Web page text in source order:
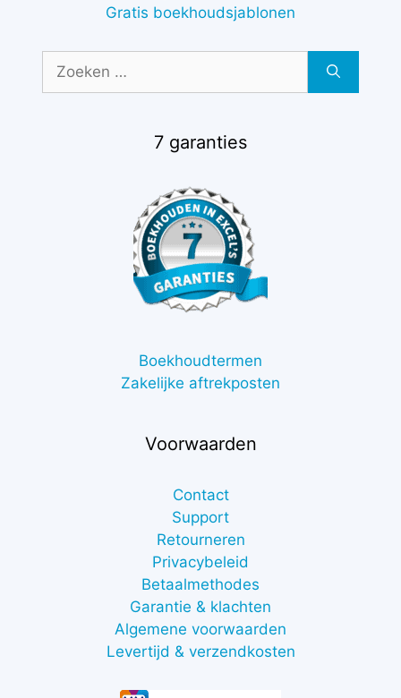
Gratis boekhoudsjablonen
naar:
7 garanties
Boekhoudtermen
Zakelijke aftrekposten
Voorwaarden
Contact
Support
Retourneren
Privacybeleid
Betaalmethodes
Garantie & klachten
Algemene voorwaarden
Levertijd & verzendkosten